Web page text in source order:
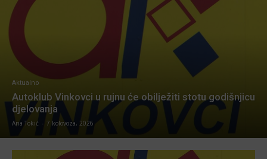
Aktualno
Autoklub Vinkovci u rujnu će obilježiti stotu godišnjicu
djelovanja
Ana Tokić - 7 kolovoza, 2026